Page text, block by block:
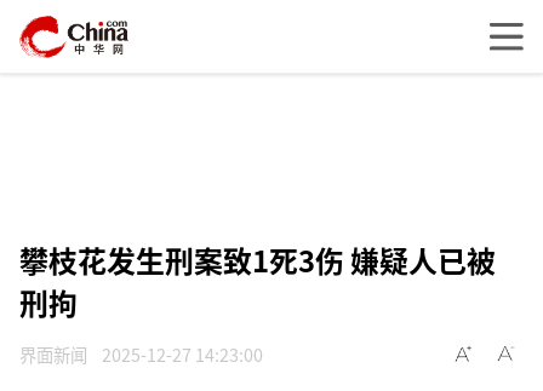
攀枝花发生刑案致1死3伤 嫌疑人已被
刑拘
界面新闻 2025-12-27 14:23:00